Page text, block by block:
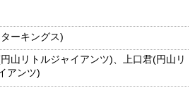
ーキングス)
山リトルジャイアンツ)、上口君(円山リ
アンツ)